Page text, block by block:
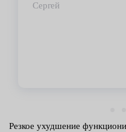
Сергей
Резкое ухудшение